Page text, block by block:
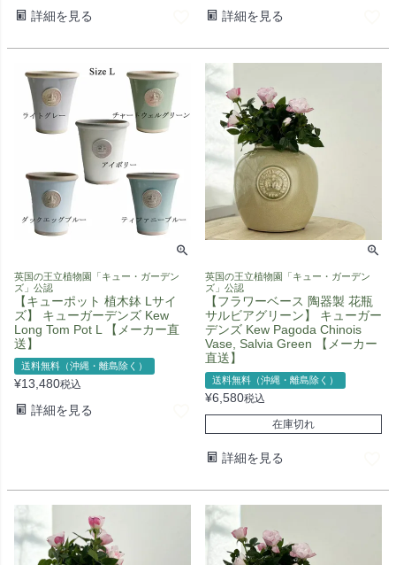
詳細を見る 詳細を見る
英国の王立植物園「キュー・ガーデン
ズ」公認
【キューポット 植木鉢 Lサイ
ズ】 キューガーデンズ Kew
Long Tom Pot L 【メーカー直
送】
送料無料（沖縄・離島除く）
¥13,480税込
詳細を見る
英国の王立植物園「キュー・ガーデン
ズ」公認
【フラワーベース 陶器製 花瓶
サルビアグリーン】 キューガー
デンズ Kew Pagoda Chinois
Vase, Salvia Green 【メーカー
直送】
送料無料（沖縄・離島除く）
¥6,580税込
在庫切れ
詳細を見る